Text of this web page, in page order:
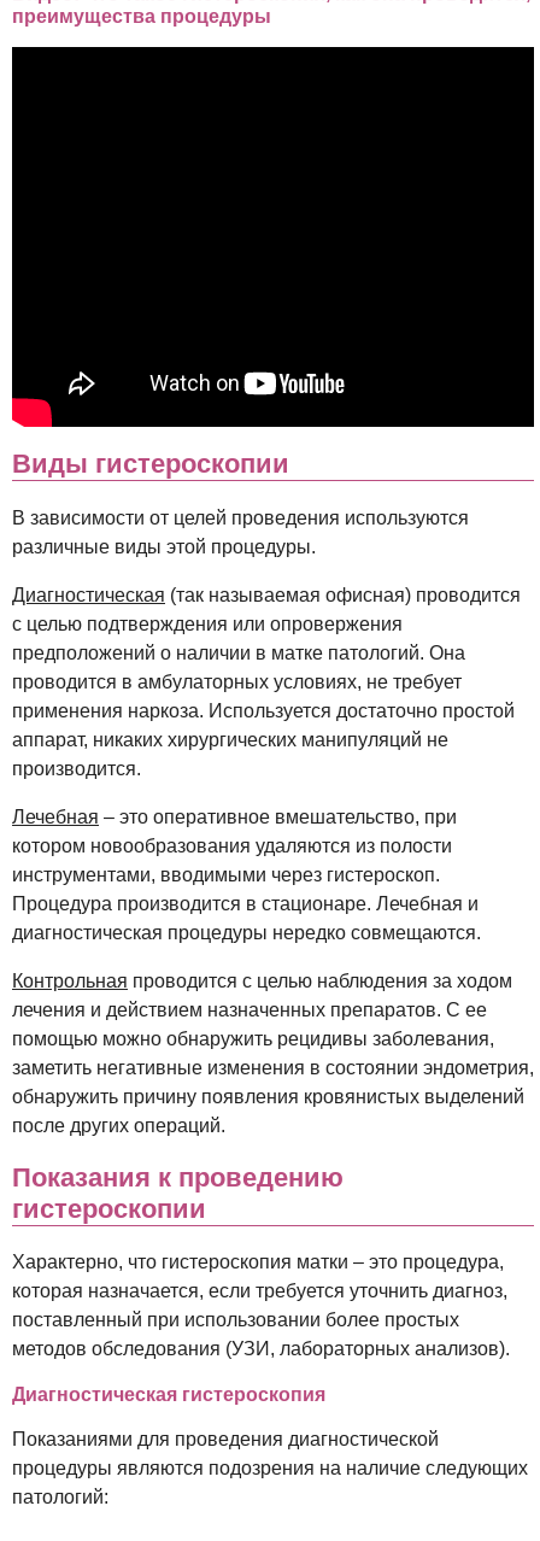
преимущества процедуры
Виды гистероскопии
В зависимости от целей проведения используются
различные виды этой процедуры.
Диагностическая (так называемая офисная) проводится
с целью подтверждения или опровержения
предположений о наличии в матке патологий. Она
проводится в амбулаторных условиях, не требует
применения наркоза. Используется достаточно простой
аппарат, никаких хирургических манипуляций не
производится.
Лечебная – это оперативное вмешательство, при
котором новообразования удаляются из полости
инструментами, вводимыми через гистероскоп.
Процедура производится в стационаре. Лечебная и
диагностическая процедуры нередко совмещаются.
Контрольная проводится с целью наблюдения за ходом
лечения и действием назначенных препаратов. С ее
помощью можно обнаружить рецидивы заболевания,
заметить негативные изменения в состоянии эндометрия,
обнаружить причину появления кровянистых выделений
после других операций.
Показания к проведению
гистероскопии
Характерно, что гистероскопия матки – это процедура,
которая назначается, если требуется уточнить диагноз,
поставленный при использовании более простых
методов обследования (УЗИ, лабораторных анализов).
Диагностическая гистероскопия
Показаниями для проведения диагностической
процедуры являются подозрения на наличие следующих
патологий: